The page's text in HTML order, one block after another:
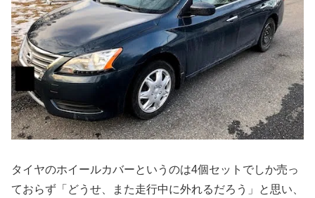
タイヤのホイールカバーというのは4個セットでしか売っ
ておらず「どうせ、また走行中に外れるだろう」と思い、